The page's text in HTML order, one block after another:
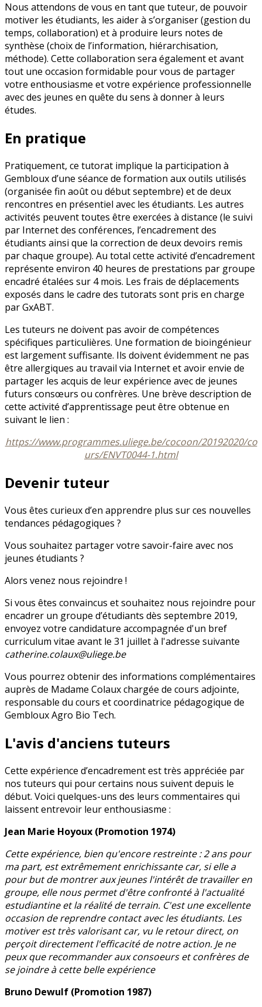
Nous attendons de vous en tant que tuteur, de pouvoir
motiver les étudiants, les aider à s’organiser (gestion du
temps, collaboration) et à produire leurs notes de
synthèse (choix de l’information, hiérarchisation,
méthode). Cette collaboration sera également et avant
tout une occasion formidable pour vous de partager
votre enthousiasme et votre expérience professionnelle
avec des jeunes en quête du sens à donner à leurs
études.
En pratique
Pratiquement, ce tutorat implique la participation à
Gembloux d’une séance de formation aux outils utilisés
(organisée fin août ou début septembre) et de deux
rencontres en présentiel avec les étudiants. Les autres
activités peuvent toutes être exercées à distance (le suivi
par Internet des conférences, l’encadrement des
étudiants ainsi que la correction de deux devoirs remis
par chaque groupe). Au total cette activité d’encadrement
représente environ 40 heures de prestations par groupe
encadré étalées sur 4 mois. Les frais de déplacements
exposés dans le cadre des tutorats sont pris en charge
par GxABT.
Les tuteurs ne doivent pas avoir de compétences
spécifiques particulières. Une formation de bioingénieur
est largement suffisante. Ils doivent évidemment ne pas
être allergiques au travail via Internet et avoir envie de
partager les acquis de leur expérience avec de jeunes
futurs consœurs ou confrères. Une brève description de
cette activité d’apprentissage peut être obtenue en
suivant le lien :
https://www.programmes.uliege.be/cocoon/20192020/co
urs/ENVT0044-1.html
Devenir tuteur
Vous êtes curieux d’en apprendre plus sur ces nouvelles
tendances pédagogiques ?
Vous souhaitez partager votre savoir-faire avec nos
jeunes étudiants ?
Alors venez nous rejoindre !
Si vous êtes convaincus et souhaitez nous rejoindre pour
encadrer un groupe d’étudiants dès septembre 2019,
envoyez votre candidature accompagnée d'un bref
curriculum vitae avant le 31 juillet à l'adresse suivante
catherine.colaux@uliege.be
Vous pourrez obtenir des informations complémentaires
auprès de Madame Colaux chargée de cours adjointe,
responsable du cours et coordinatrice pédagogique de
Gembloux Agro Bio Tech.
L'avis d'anciens tuteurs
Cette expérience d’encadrement est très appréciée par
nos tuteurs qui pour certains nous suivent depuis le
début. Voici quelques-uns des leurs commentaires qui
laissent entrevoir leur enthousiasme :
Jean Marie Hoyoux (Promotion 1974)
Cette expérience, bien qu'encore restreinte : 2 ans pour
ma part, est extrêmement enrichissante car, si elle a
pour but de montrer aux jeunes l'intérêt de travailler en
groupe, elle nous permet d'être confronté à l'actualité
estudiantine et la réalité de terrain. C'est une excellente
occasion de reprendre contact avec les étudiants. Les
motiver est très valorisant car, vu le retour direct, on
perçoit directement l'efficacité de notre action. Je ne
peux que recommander aux consoeurs et confrères de
se joindre à cette belle expérience
Bruno Dewulf (Promotion 1987)